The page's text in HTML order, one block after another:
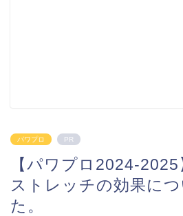
パワプロ PR
【パワプロ2024-
ストレッチの効果に
た。